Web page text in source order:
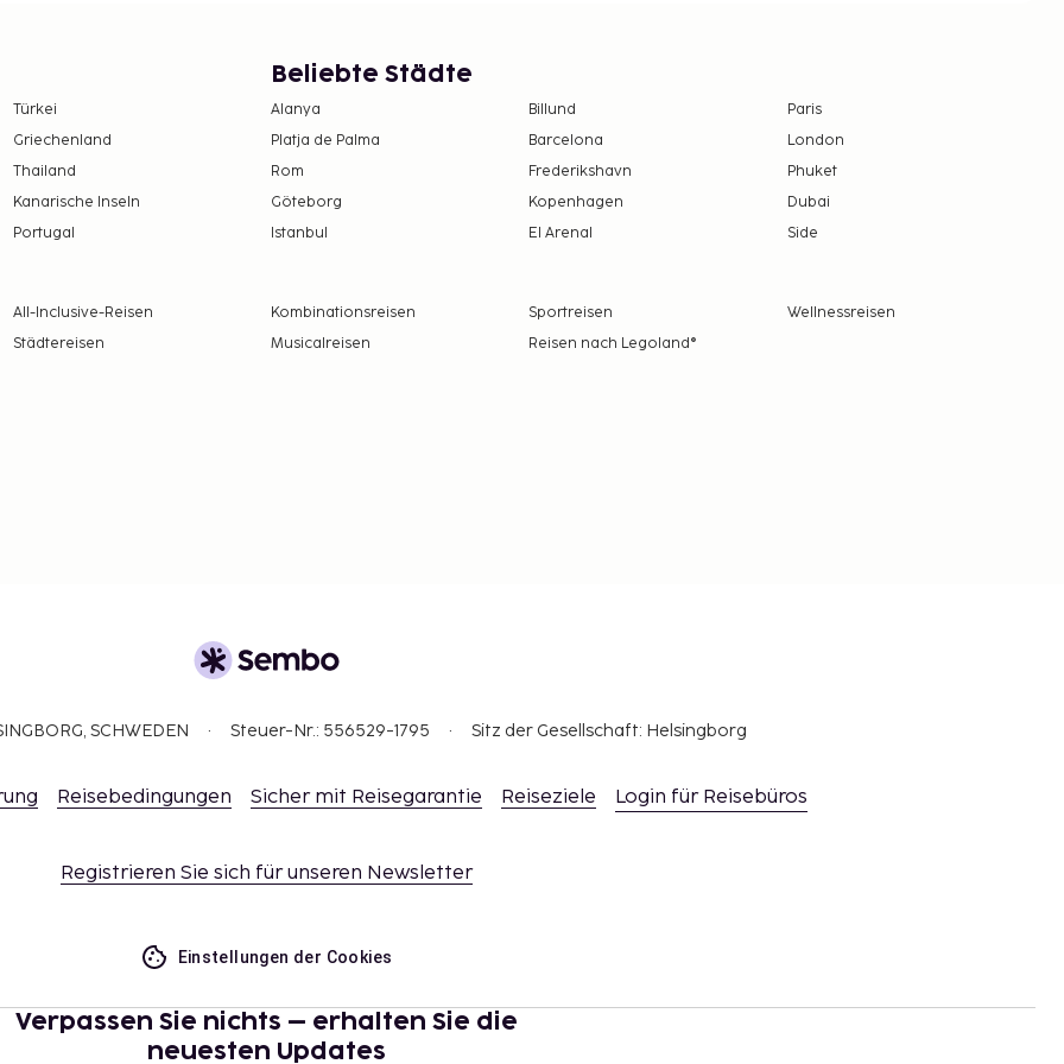
Folgendes:
Abendessen bei
auf deinem Zimmer
(Preise können
Tag
Türkei
Griechenland
Thailand
Kanarische Inseln
Portugal
Beliebte Städte
Alanya Billund
Paris
Platja de Palma
Barcelona
London
Rom
Frederikshavn
Phuket
Göteborg
Kopenhagen
Dubai
Istanbul
El Arenal Side
All-Inclusive-Reisen Kombinationsreisen Sportreisen
Wellnessreisen
Städtereisen Musicalreisen Reisen nach Legoland®
SCHWEDEN Steuer-Nr.: 556529-1795 Sitz der Gesellschaft: Helsingborg
Reisebedingungen Sicher mit Reisegarantie Reiseziele Login für Reisebüros
Registrieren Sie sich für unseren Newsletter
Einstellungen der Cookies
Verpassen Sie nichts – erhalten Sie die
neuesten Updates